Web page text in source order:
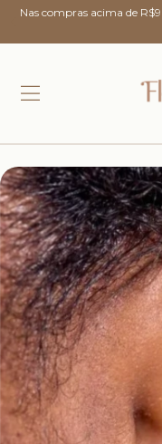
Nas compras acima de